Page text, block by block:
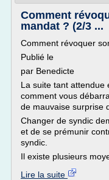
Comment
mandat ? (2/3 ...
Comment révoquer
Publié le
par Benedicte
La suite tant attendue
comment vous
de mauvaise surprise
Changer de syndic
et de se prémunir
syndic.
Il existe plusieurs
Lire la suite